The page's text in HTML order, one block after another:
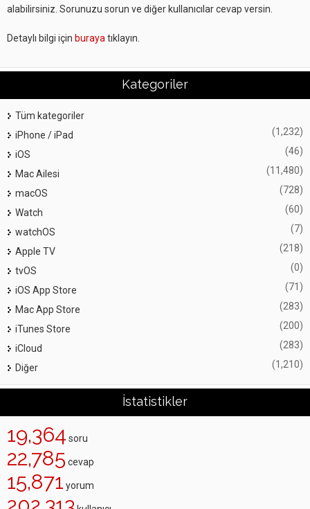
alabilirsiniz. Sorunuzu sorun ve diğer kullanıcılar cevap versin.
Detaylı bilgi için buraya tıklayın.
Kategoriler
Tüm kategoriler
iPhone / iPad
(1,232)
iOS (46)
Mac Ailesi (11,480)
macOS (728)
Watch (60)
watchOS (7)
Apple TV (218)
tvOS (0)
iOS App Store (71)
Mac App Store (283)
iTunes Store (200)
iCloud (283)
Diğer (1,210)
İstatistikler
19,364 soru
22,785 cevap
15,871 yorum